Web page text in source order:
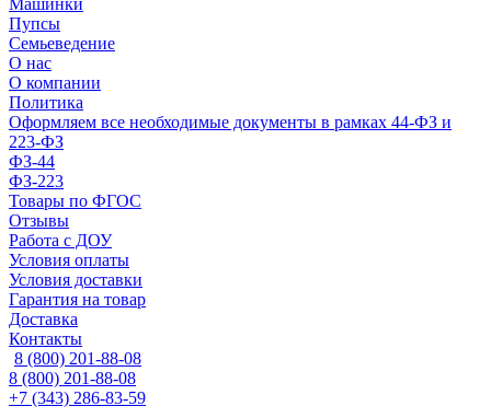
Машинки
Пупсы
Семьеведение
О нас
О компании
Политика
Оформляем все необходимые документы в рамках 44-ФЗ и
223-ФЗ
ФЗ-44
ФЗ-223
Товары по ФГОС
Отзывы
Работа с ДОУ
Условия оплаты
Условия доставки
Гарантия на товар
Доставка
Контакты
8 (800) 201-88-08
8 (800) 201-88-08
+7 (343) 286-83-59